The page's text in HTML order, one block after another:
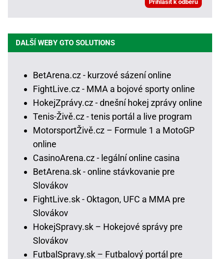
DALŠÍ WEBY GTO SOLUTIONS
BetArena.cz - kurzové sázení online
FightLive.cz - MMA a bojové sporty online
HokejZprávy.cz - dnešní hokej zprávy online
Tenis-Živě.cz - tenis portál a live program
MotorsportŽivě.cz – Formule 1 a MotoGP
online
CasinoArena.cz - legální online casina
BetArena.sk - online stávkovanie pre
Slovákov
FightLive.sk - Oktagon, UFC a MMA pre
Slovákov
HokejSpravy.sk – Hokejové správy pre
Slovákov
FutbalSpravy.sk – Futbalový portál pre